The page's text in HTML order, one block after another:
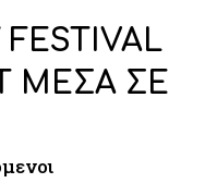
ΜΕΣΑ ΣΕ